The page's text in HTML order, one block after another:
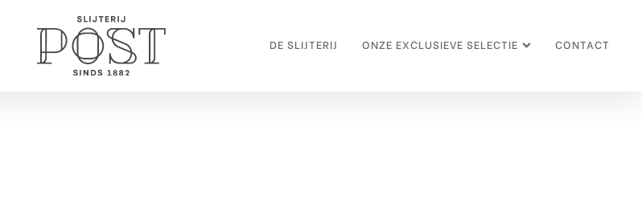
DE SLIJTERIJ ONZE EXCLUSIEVE SELECTIE CONTACT